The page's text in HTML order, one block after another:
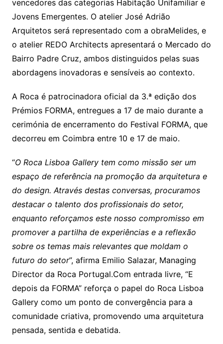
vencedores das categorias Habitação Unifamiliar e
Jovens Emergentes. O atelier José Adrião
Arquitetos será representado com a obraMelides, e
o atelier REDO Architects apresentará o Mercado do
Bairro Padre Cruz, ambos distinguidos pelas suas
abordagens inovadoras e sensíveis ao contexto.
A Roca é patrocinadora oficial da 3.ª edição dos
Prémios FORMA, entregues a 17 de maio durante a
cerimónia de encerramento do Festival FORMA, que
decorreu em Coimbra entre 10 e 17 de maio.
“O Roca Lisboa Gallery tem como missão ser um
espaço de referência na promoção da arquitetura e
do design. Através destas conversas, procuramos
destacar o talento dos profissionais do setor,
enquanto reforçamos este nosso compromisso em
promover a partilha de experiências e a reflexão
sobre os temas mais relevantes que moldam o
futuro do setor”, afirma Emilio Salazar, Managing
Director da Roca Portugal.Com entrada livre, “E
depois da FORMA” reforça o papel do Roca Lisboa
Gallery como um ponto de convergência para a
comunidade criativa, promovendo uma arquitetura
pensada, sentida e debatida.